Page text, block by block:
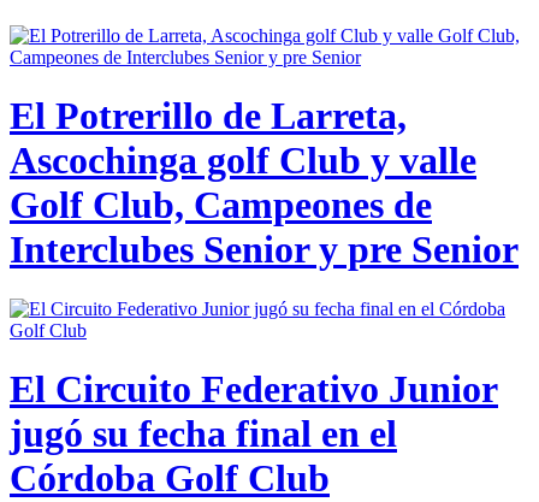
El Potrerillo de Larreta,
Ascochinga golf Club y valle
Golf Club, Campeones de
Interclubes Senior y pre Senior
El Circuito Federativo Junior
jugó su fecha final en el
Córdoba Golf Club